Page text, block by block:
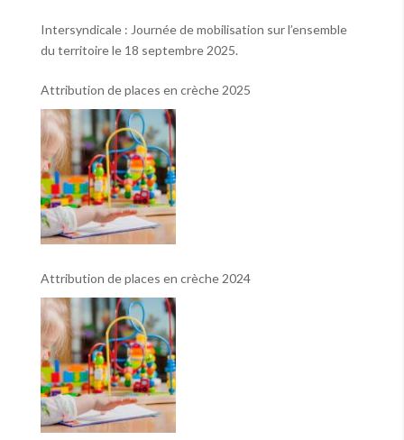
Intersyndicale : Journée de mobilisation sur l’ensemble
du territoire le 18 septembre 2025.
Attribution de places en crèche 2025
Attribution de places en crèche 2024